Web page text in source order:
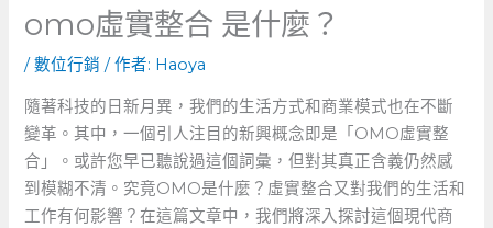
omo虛實整合 是什麼？
/數位行銷 / 作者: Haoya
隨著科技的日新月異，我們的生活方式和商業模式也在不斷
變革。其中，一個引人注目的新興概念即是「OMO虛實整
合」。或許您早已聽說過這個詞彙，但對其真正含義仍然感
到模糊不清。究竟OMO是什麼？虛實整合又對我們的生活和
工作有何影響？在這篇文章中，我們將深入探討這個現代商